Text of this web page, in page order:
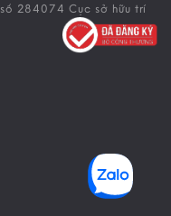
284074 Cục sở hữu trí